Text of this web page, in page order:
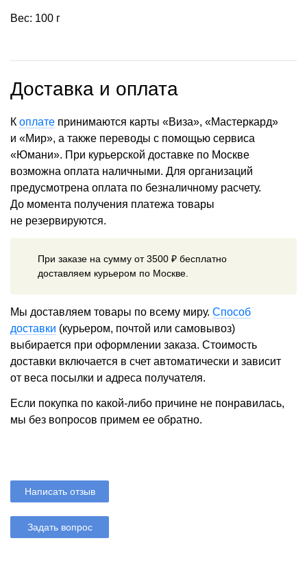
Вес: 100 г
Доставка и оплата
К оплате принимаются карты «Виза», «Мастеркард»
и «Мир», а также переводы с помощью сервиса
«Юмани». При курьерской доставке по Москве
возможна оплата наличными. Для организаций
предусмотрена оплата по безналичному расчету.
До момента получения платежа товары
не резервируются.
При заказе на сумму от 3500 ₽ бесплатно
доставляем курьером по Москве.
Мы доставляем товары по всему миру. Способ
доставки (курьером, почтой или самовывоз)
выбирается при оформлении заказа. Стоимость
доставки включается в счет автоматически и зависит
от веса посылки и адреса получателя.
Если покупка по какой-либо причине не понравилась,
мы без вопросов примем ее обратно.
Написать отзыв
Задать вопрос